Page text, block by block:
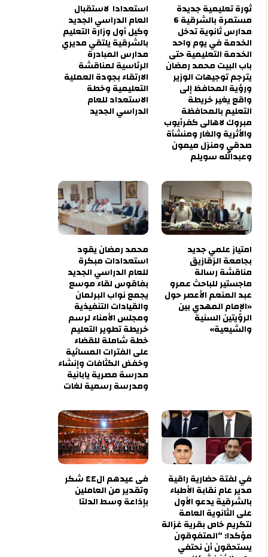
ثورة تعليمية جديدة
مستمرة بالشرقية 6
مدارس ثانوية تدخل
الخدمة في يوم واحد
الخدمة التعليمية حتى
باب البيت محمد رمضان
يترجم توجيهات الوزير
ورؤية المحافظ إلى
واقع يغير خريطة
التعليم بالمحافظة
مبروك لاهالى كفرأيوب
والأثرية والغار ومنشأة
صدقي ومنزل ميمون
وعبدالله سويلم
استعدادا لاستقبال
العام الدراسي الجديد
وكيل أول وزارة التعليم
بالشرقية يلتقي مديري
مدارس المبادرة
الرئاسية لمناقشة
الارتقاء بجودة العملية
التعليمية وخطة
الاستعداد للعام
الدراسي الجديد
امتياز علمي جديد
بجامعة الزقازيق
مناقشة رسالة
ماجستير للباحث عمرو
عبد المنعم الأعصر حول
«الإمام المهدي بين
الرؤيتين السنية
والشيعية»
محمد رمضان يقود
استعدادات مبكرة
للعام الدراسي الجديد
بفاقوس لقاء موسع
يجمع نواب البرلمان
والقيادات التنفيذية
ومجلس الأمناء لرسم
خريطة تطوير التعليم
خطة شاملة للقضاء
على الفترات المسائية
وخفض الكثافات وإنشاء
مدرسة مصرية يابانية
ومدرسة رسمية لغات
في لفتة حضارية راقية
مدير عام نقابة الأطباء
بالشرقية يدعو الأول
على الثانوية العامة
لتكريم خاص بقرية غزالة
مؤكدا: “المتفوقون
يستحقون أن نحتفي
فى عيدهم ال٤٤ شكر
وتقدير من العاملين
بإذاعة وسط الدلتا